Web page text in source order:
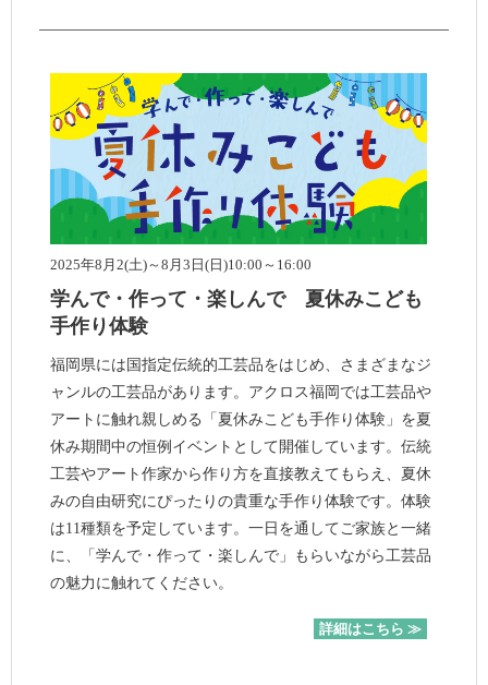
2025年8月2(土)～8月3日(日)10:00～16:00
学んで・作って・楽しんで 夏休みこども
手作り体験
福岡県には国指定伝統的工芸品をはじめ、さまざまなジ
ャンルの工芸品があります。アクロス福岡では工芸品や
アートに触れ親しめる「夏休みこども手作り体験」を夏
休み期間中の恒例イベントとして開催しています。伝統
工芸やアート作家から作り方を直接教えてもらえ、夏休
みの自由研究にぴったりの貴重な手作り体験です。体験
は11種類を予定しています。一日を通してご家族と一緒
に、「学んで・作って・楽しんで」もらいながら工芸品
の魅力に触れてください。
詳細はこちら ≫